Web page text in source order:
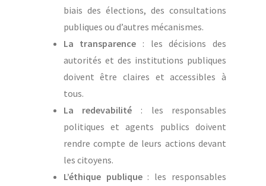
biais des élections, des consultations
publiques ou d’autres mécanismes.
La transparence : les décisions des
autorités et des institutions publiques
doivent être claires et accessibles à
tous.
La redevabilité : les responsables
politiques et agents publics doivent
rendre compte de leurs actions devant
les citoyens.
L’éthique publique: les responsables